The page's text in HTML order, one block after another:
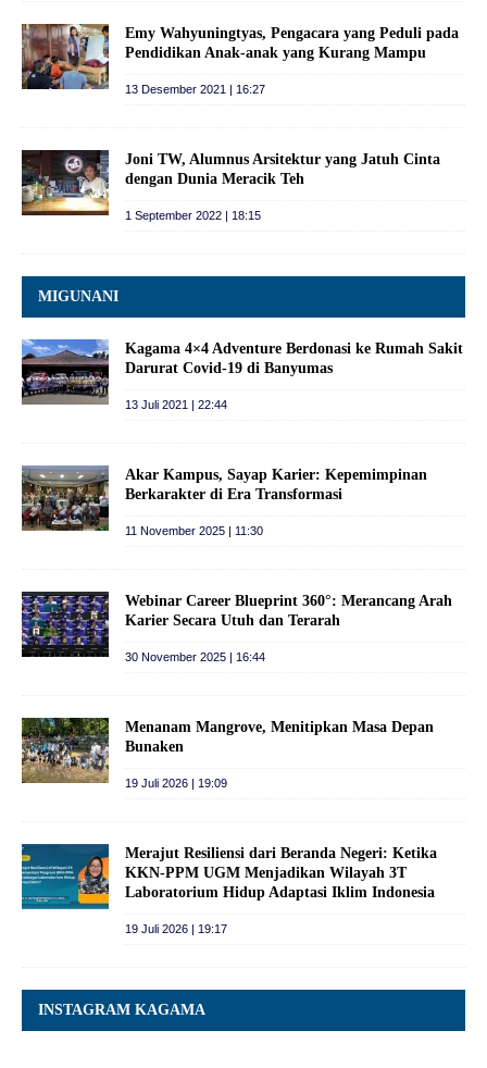
Emy Wahyuningtyas, Pengacara yang Peduli pada
Pendidikan Anak-anak yang Kurang Mampu
13 Desember 2021 | 16:27
Joni TW, Alumnus Arsitektur yang Jatuh Cinta
dengan Dunia Meracik Teh
1 September 2022 | 18:15
MIGUNANI
Kagama 4×4 Adventure Berdonasi ke Rumah Sakit
Darurat Covid-19 di Banyumas
13 Juli 2021 | 22:44
Akar Kampus, Sayap Karier: Kepemimpinan
Berkarakter di Era Transformasi
11 November 2025 | 11:30
Webinar Career Blueprint 360°: Merancang Arah
Karier Secara Utuh dan Terarah
30 November 2025 | 16:44
Menanam Mangrove, Menitipkan Masa Depan
Bunaken
19 Juli 2026 | 19:09
Merajut Resiliensi dari Beranda Negeri: Ketika
KKN-PPM UGM Menjadikan Wilayah 3T
Laboratorium Hidup Adaptasi Iklim Indonesia
19 Juli 2026 | 19:17
INSTAGRAM KAGAMA